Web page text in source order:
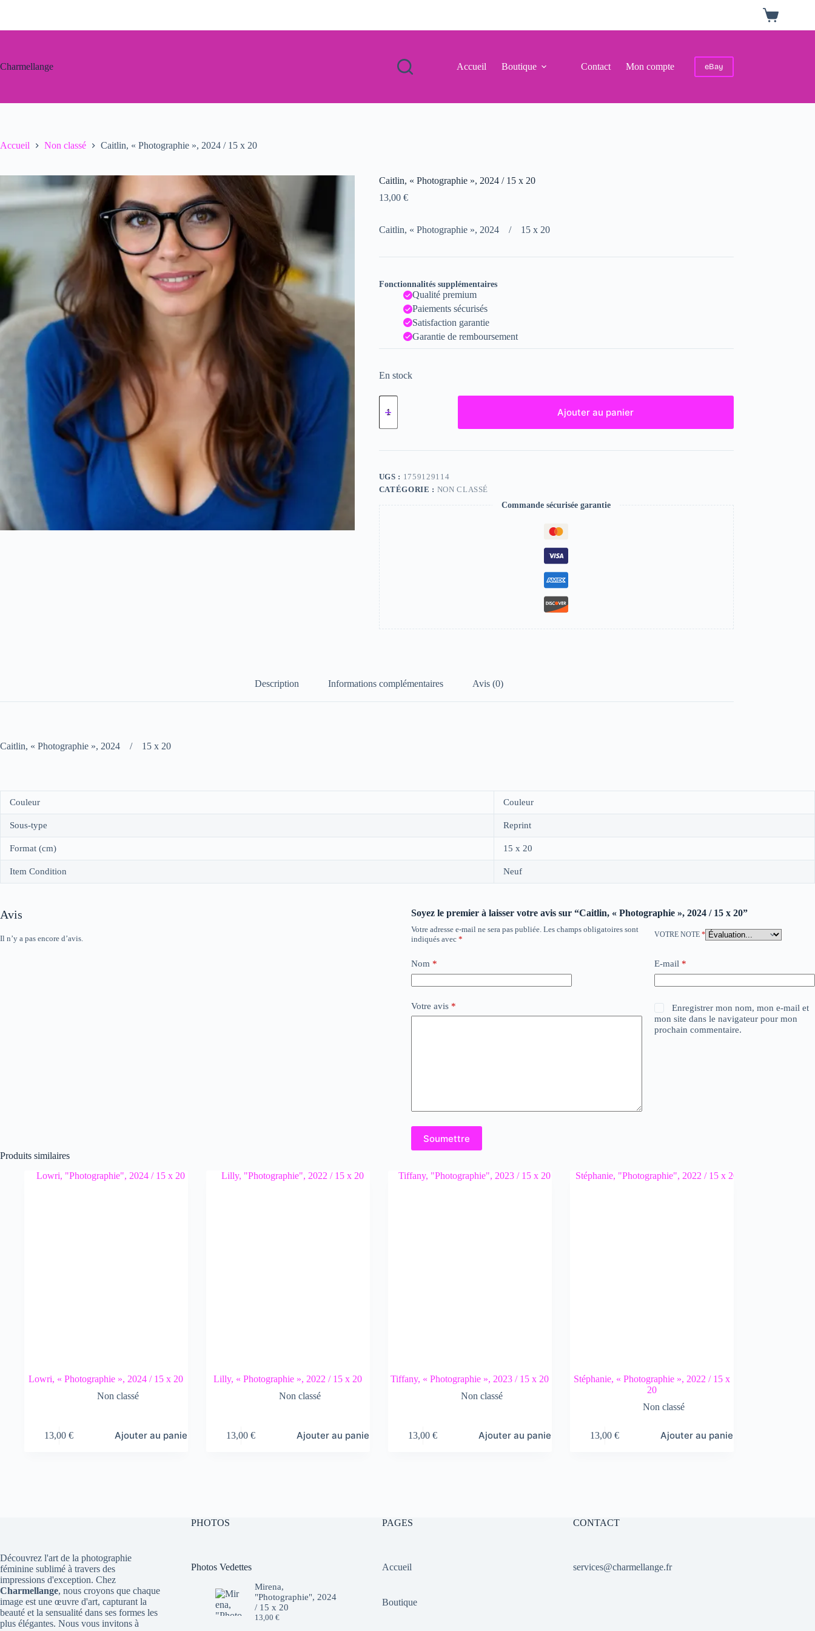
Panier
d’achat
Charmellange Accueil Boutique Contact Mon compte eBay
Accueil Non classé Caitlin, « Photographie », 2024 / 15 x 20
Caitlin, « Photographie », 2024 / 15 x 20
13,00 €
Caitlin, « Photographie », 2024 / 15 x 20
Fonctionnalités supplémentaires
Qualité premium
Paiements sécurisés
Satisfaction garantie
Garantie de remboursement
En stock
quantité
de
"Photographie",
/
x
20
Ajouter au panier
UGS : 1759129114
CATÉGORIE : NON CLASSÉ
Commande sécurisée garantie
Description Informations complémentaires Avis (0)
Caitlin, « Photographie », 2024 / 15 x 20
Couleur Couleur
Sous-type Reprint
Format (cm) 15 x 20
Item Condition Neuf
Avis
Il n’y a pas encore d’avis.
Soyez le premier à laisser votre avis sur “Caitlin, « Photographie », 2024 / 15 x 20”
Votre adresse e-mail ne sera pas publiée. Les champs obligatoires sont
indiqués avec *
VOTRE NOTE *
Nom * E-mail *
Votre avis *
Enregistrer mon nom, mon e-mail et
mon site dans le navigateur pour mon
prochain commentaire.
Soumettre
Produits similaires
Lowri, « Photographie », 2024 / 15 x 20
Non classé
13,00€ Ajouter au panier
Lilly, « Photographie », 2022 / 15 x 20
Non classé
13,00€ Ajouter au panier
Tiffany, « Photographie », 2023 / 15 x 20
Non classé
13,00€ Ajouter au panier
Stéphanie, « Photographie », 2022 / 15 x
20
Non classé
13,00€ Ajouter au panier
Découvrez l'art de la photographie
féminine sublimé à travers des
impressions d'exception. Chez
Charmellange, nous croyons que chaque
image est une œuvre d'art, capturant la
beauté et la sensualité dans ses formes les
plus élégantes. Nous vous invitons à
PHOTOS
Photos Vedettes
Mirena,
"Photographie", 2024
/ 15 x 20
13,00 €
PAGES
Accueil
Boutique
CONTACT
services@charmellange.fr